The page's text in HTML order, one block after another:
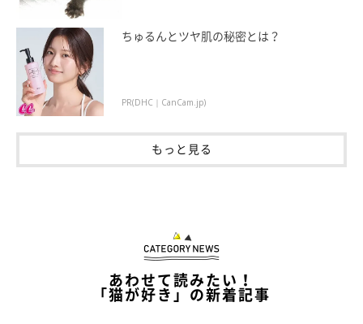
https://www.youtube.com/watch?v=90qBQnA-i1k
※一部、イメージ画像です。
ちゅるんとツヤ肌の秘密とは？
PR(DHC｜CanCam.jp)
もっと見る
あわせて読みたい！
「猫が好き」の新着記事